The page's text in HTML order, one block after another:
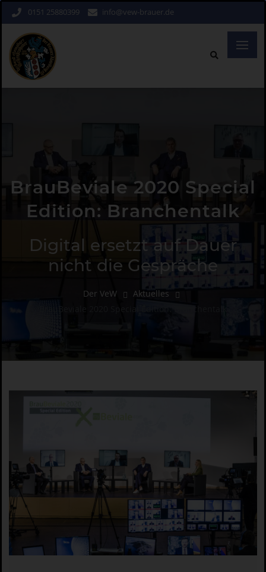
0151 25880399 info@vew-brauer.de
BrauBeviale 2020 Special
Edition: Branchentalk
Digital ersetzt auf Dauer
nicht die Gespräche
Der VeW
Aktuelles